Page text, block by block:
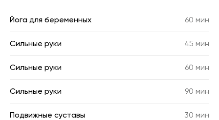
Йога для беременных 60 мин
Сильные руки 45 мин
Сильные руки 60 мин
Сильные руки 90 мин
Подвижные суставы 30 мин